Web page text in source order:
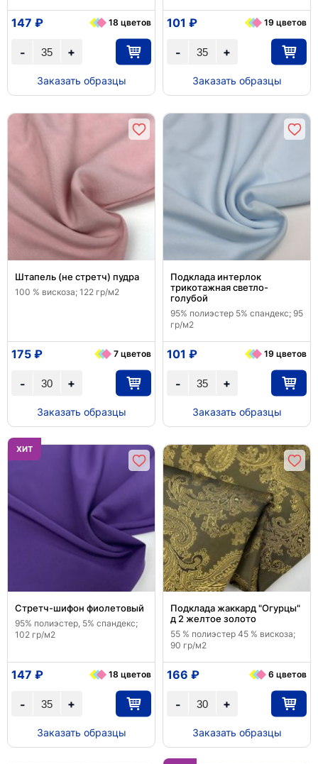
+
-
147 ₽ 18 цветов
Заказать образцы
+
-
101 ₽ 19 цветов
Заказать образцы
Штапель (не стретч) пудра
100 % вискоза; 122 гр/м2
+
-
175 ₽ 7 цветов
Заказать образцы
Подклада интерлок
трикотажная светло-
голубой
95% полиэстер 5% спандекс; 95
гр/м2
+
-
101 ₽ 19 цветов
Заказать образцы
ХИТ
Стретч-шифон фиолетовый
95% полиэстер, 5% спандекс;
102 гр/м2
+
-
147 ₽ 18 цветов
Заказать образцы
Подклада жаккард "Огурцы"
д 2 желтое золото
55 % полиэстер 45 % вискоза;
90 гр/м2
+
-
166 ₽ 6 цветов
Заказать образцы